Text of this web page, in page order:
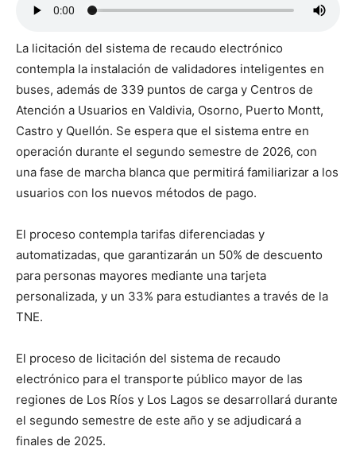
La licitación del sistema de recaudo electrónico
contempla la instalación de validadores inteligentes en
buses, además de 339 puntos de carga y Centros de
Atención a Usuarios en Valdivia, Osorno, Puerto Montt,
Castro y Quellón. Se espera que el sistema entre en
operación durante el segundo semestre de 2026, con
una fase de marcha blanca que permitirá familiarizar a los
usuarios con los nuevos métodos de pago.
El proceso contempla tarifas diferenciadas y
automatizadas, que garantizarán un 50% de descuento
para personas mayores mediante una tarjeta
personalizada, y un 33% para estudiantes a través de la
TNE.
El proceso de licitación del sistema de recaudo
electrónico para el transporte público mayor de las
regiones de Los Ríos y Los Lagos se desarrollará durante
el segundo semestre de este año y se adjudicará a
finales de 2025.